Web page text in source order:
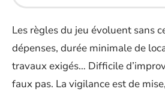
Les règles du jeu évoluent sans
dépenses, durée minimale de
travaux exigés… Difficile
faux pas. La vigilance est de